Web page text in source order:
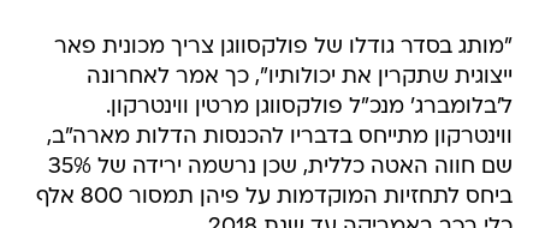
"מותג בסדר גודלו של פולקסווגן צריך מכונית פאר
ייצוגית שתקרין את יכולותיו", כך אמר לאחרונה
ל'בלומברג' מנכ"ל פולקסווגן מרטין ווינטרקון.
ווינטרקון מתייחס בדבריו להכנסות הדלות מארה"ב,
שם חווה האטה כללית, שכן נרשמה ירידה של 35%
ביחס לתחזיות המוקדמות על פיהן תמסור 800 אלף